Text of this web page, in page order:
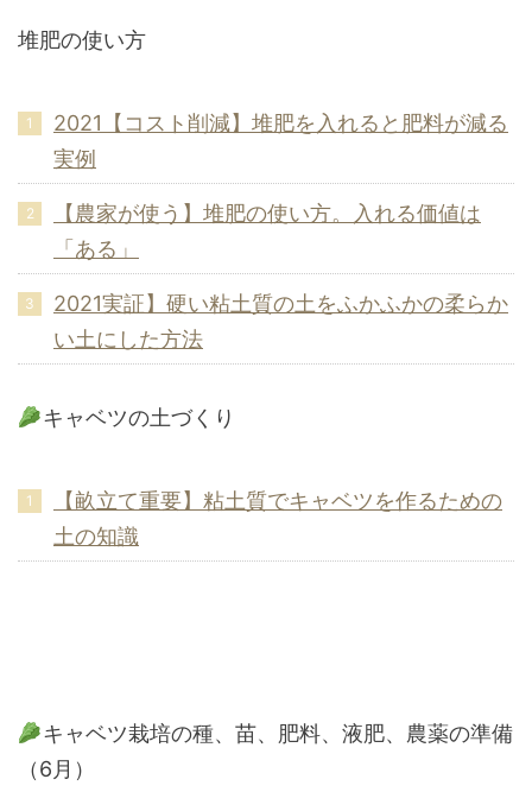
堆肥の使い方
2021【コスト削減】堆肥を入れると肥料が減る
実例
【農家が使う】堆肥の使い方。入れる価値は
「ある」
2021実証】硬い粘土質の土をふかふかの柔らか
い土にした方法
キャベツの土づくり
【畝立て重要】粘土質でキャベツを作るための
土の知識
キャベツ栽培の種、苗、肥料、液肥、農薬の準備
（6月）